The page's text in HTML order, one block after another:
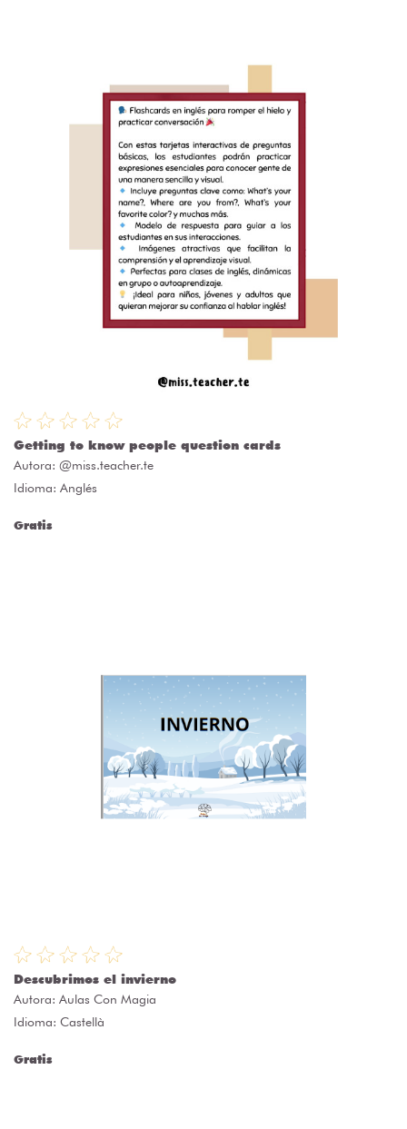
Getting to know people question cards
Autora: @miss.teacher.te
Idioma: Anglés
Gratis
Descubrimos el invierno
Autora: Aulas Con Magia
Idioma: Castellà
Gratis